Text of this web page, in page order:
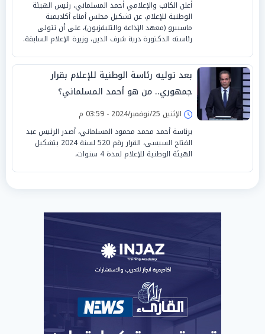
أعلن الكاتب والإعلامي أحمد المسلماني، رئيس الهيئة
الوطنية للإعلام، عن تشكيل مجلس أمناء أكاديمية
ماسبيرو (معهد الإذاعة والتليفزيون)، على أن تتولى
رئاسته الدكتورة درية شرف الدين، وزيرة الإعلام السابقة.
بعد توليه رئاسة الوطنية للإعلام بقرار
جمهوري.. من هو أحمد المسلماني؟
الإثنين 25/نوفمبر/2024 - 03:59 م
برئاسة أحمد محمد محمود المسلماني، أصدر الرئيس عبد
الفتاح السيسى، القرار رقم 520 لسنة 2024 بتشكيل
الهيئة الوطنية للإعلام لمدة 4 سنوات،